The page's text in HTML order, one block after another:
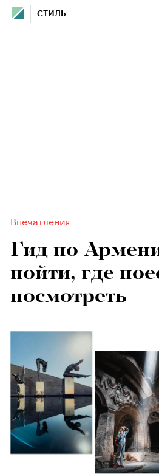
СТИЛЬ
Впечатления
Гид по
пойти, где
посмотреть